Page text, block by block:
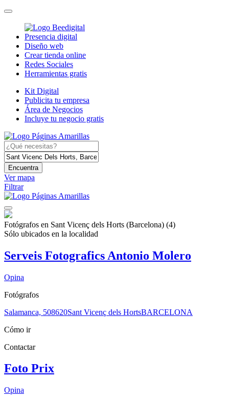
Presencia digital
Diseño web
Crear tienda online
Redes Sociales
Herramientas gratis
Kit Digital
Publicita tu empresa
Área de Negocios
Incluye tu negocio gratis
Encuentra
Ver mapa
Filtrar
Fotógrafos en Sant Vicenç dels Horts (Barcelona) (4)
Sólo ubicados en la localidad
Serveis Fotografics Antonio Molero
Opina
Fotógrafos
Salamanca, 508620Sant Vicenç dels HortsBARCELONA
Cómo ir
Contactar
Foto Prix
Opina